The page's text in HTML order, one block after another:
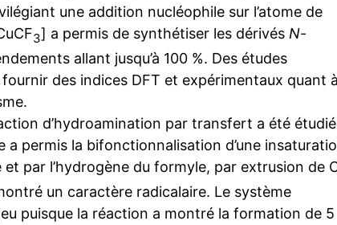
une addition nucléophile sur l’atome de
3] a permis de synthétiser les dérivés N-
allant jusqu’à 100 %. Des études
des indices DFT et expérimentaux quant
d’hydroamination par transfert a été
a permis la bifonctionnalisation d’une
et par l’hydrogène du formyle, par extrusion de
un caractère radicalaire. Le système
puisque la réaction a montré la formation de 5